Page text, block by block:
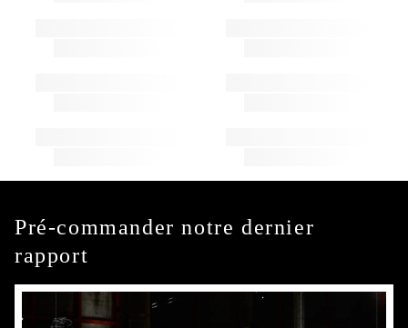
Pré-commander notre dernier
rapport